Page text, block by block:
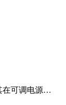
在可调电源设